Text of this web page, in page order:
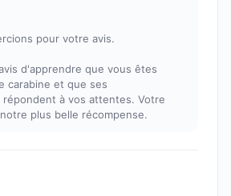
pour votre avis.
d'apprendre que vous êtes
carabine et que ses
à vos attentes. Votre
plus belle récompense.